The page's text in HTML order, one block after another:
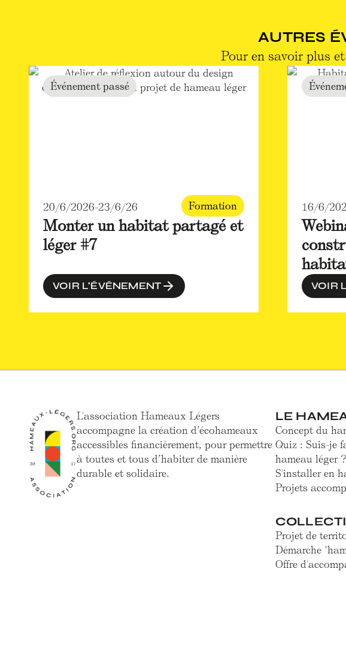
AUTRES
Pour en savoir plus
Événement passé
20/6/2026-23/6/26 Formation
Monter un habitat partagé et
léger #7
VOIR L'ÉVÉNEMENT
16/6/
VOIR
L'association Hameaux Légers
accompagne la création d’écohameaux
accessibles financièrement, pour permettre
à toutes et tous d’habiter de manière
durable et solidaire.
LE
Concept du
Quiz : Suis-je
hameau léger ?
S'installer en
Projets
Projet de
Démarche
Offre